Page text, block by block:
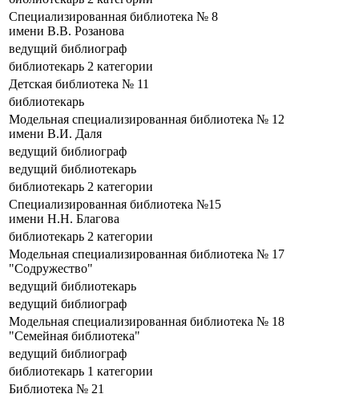
Специализированная библиотека № 8
имени В.В. Розанова
ведущий библиограф
библиотекарь 2 категории
Детская библиотека № 11
библиотекарь
Модельная специализированная библиотека № 12
имени В.И. Даля
ведущий библиограф
ведущий библиотекарь
библиотекарь 2 категории
Специализированная библиотека №15
имени Н.Н. Благова
библиотекарь 2 категории
Модельная специализированная библиотека № 17
"Содружество"
ведущий библиотекарь
ведущий библиограф
Модельная специализированная библиотека № 18
"Семейная библиотека"
ведущий библиограф
библиотекарь 1 категории
Библиотека № 21